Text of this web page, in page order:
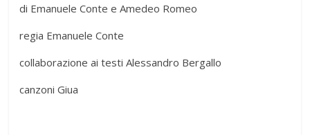
di Emanuele Conte e Amedeo Romeo
regia Emanuele Conte
collaborazione ai testi Alessandro Bergallo
canzoni Giua